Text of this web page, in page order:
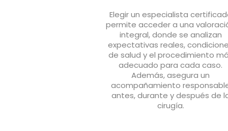
Elegir un especialista
permite acceder a una
integral, donde se analizan
expectativas reales,
de salud y el procedimiento
adecuado para cada caso.
Además, asegura un
acompañamiento
antes, durante y después de
cirugía.